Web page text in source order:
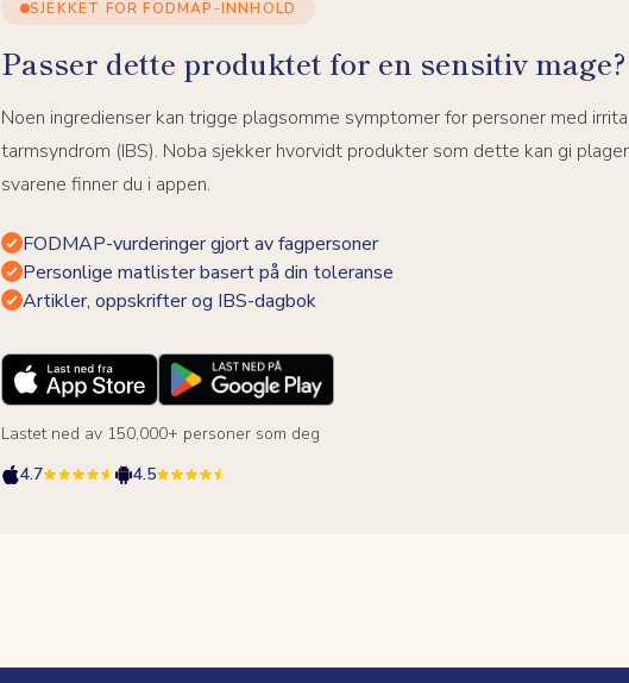
SJEKKET FOR FODMAP-INNHOLD
Passer dette produktet for en sensitiv mage?
Noen ingredienser kan trigge plagsomme symptomer for personer med
tarmsyndrom (IBS). Noba sjekker hvorvidt produkter som dette kan gi
svarene finner du i appen.
FODMAP-vurderinger gjort av fagpersoner
Personlige matlister basert på din toleranse
Artikler, oppskrifter og IBS-dagbok
Lastet ned av 150,000+ personer som deg
4.7
4.5